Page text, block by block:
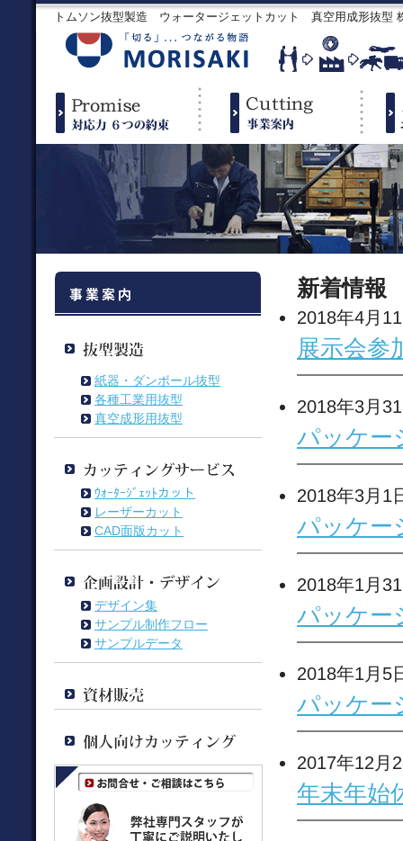
トムソン抜型製造 ウォータージェットカット 真空用成形抜
紙器・ダンボール抜型
各種工業用抜型
真空成形用抜型
ｳｫｰﾀｰｼﾞｪｯﾄカット
レーザーカット
CAD面版カット
デザイン集
サンプル制作フロー
サンプルデータ
新着情報
2018年4月
展示会参
2018年3月
パッケー
2018年3月1
パッケー
2018年1月
パッケー
2018年1月5
パッケー
2017年12月
年末年始